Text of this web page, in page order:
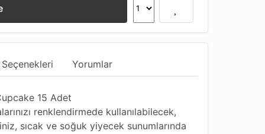
Yorumlar
15 Adet
renklendirmede kullanılabilecek,
sıcak ve soğuk yiyecek sunumlarında